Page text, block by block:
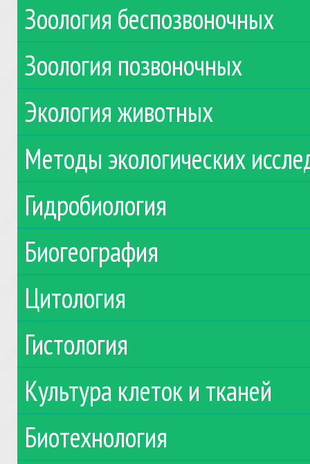
Зоология беспозвоночных
Зоология позвоночных
Экология животных
Методы экологических
Гидробиология
Биогеография
Цитология
Гистология
Культура клеток и тканей
Биотехнология